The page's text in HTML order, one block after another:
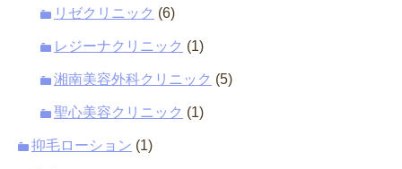
リゼクリニック (6)
レジーナクリニック (1)
湘南美容外科クリニック (5)
聖心美容クリニック (1)
抑毛ローション (1)